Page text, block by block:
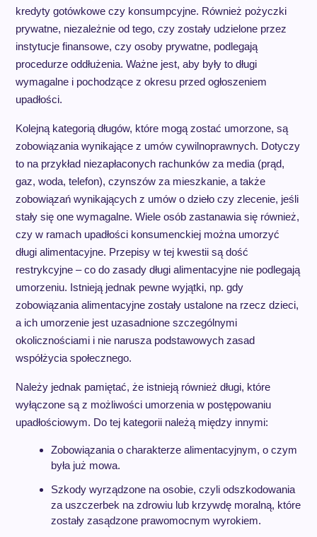
kredyty gotówkowe czy konsumpcyjne. Również pożyczki
prywatne, niezależnie od tego, czy zostały udzielone przez
instytucje finansowe, czy osoby prywatne, podlegają
procedurze oddłużenia. Ważne jest, aby były to długi
wymagalne i pochodzące z okresu przed ogłoszeniem
upadłości.
Kolejną kategorią długów, które mogą zostać umorzone, są
zobowiązania wynikające z umów cywilnoprawnych. Dotyczy
to na przykład niezapłaconych rachunków za media (prąd,
gaz, woda, telefon), czynszów za mieszkanie, a także
zobowiązań wynikających z umów o dzieło czy zlecenie, jeśli
stały się one wymagalne. Wiele osób zastanawia się również,
czy w ramach upadłości konsumenckiej można umorzyć
długi alimentacyjne. Przepisy w tej kwestii są dość
restrykcyjne – co do zasady długi alimentacyjne nie podlegają
umorzeniu. Istnieją jednak pewne wyjątki, np. gdy
zobowiązania alimentacyjne zostały ustalone na rzecz dzieci,
a ich umorzenie jest uzasadnione szczególnymi
okolicznościami i nie narusza podstawowych zasad
współżycia społecznego.
Należy jednak pamiętać, że istnieją również długi, które
wyłączone są z możliwości umorzenia w postępowaniu
upadłościowym. Do tej kategorii należą między innymi:
Zobowiązania o charakterze alimentacyjnym, o czym
była już mowa.
Szkody wyrządzone na osobie, czyli odszkodowania
za uszczerbek na zdrowiu lub krzywdę moralną, które
zostały zasądzone prawomocnym wyrokiem.